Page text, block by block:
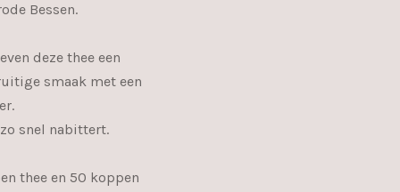
Bessen.
deze thee een
smaak met een
snel nabittert.
thee en 50 koppen